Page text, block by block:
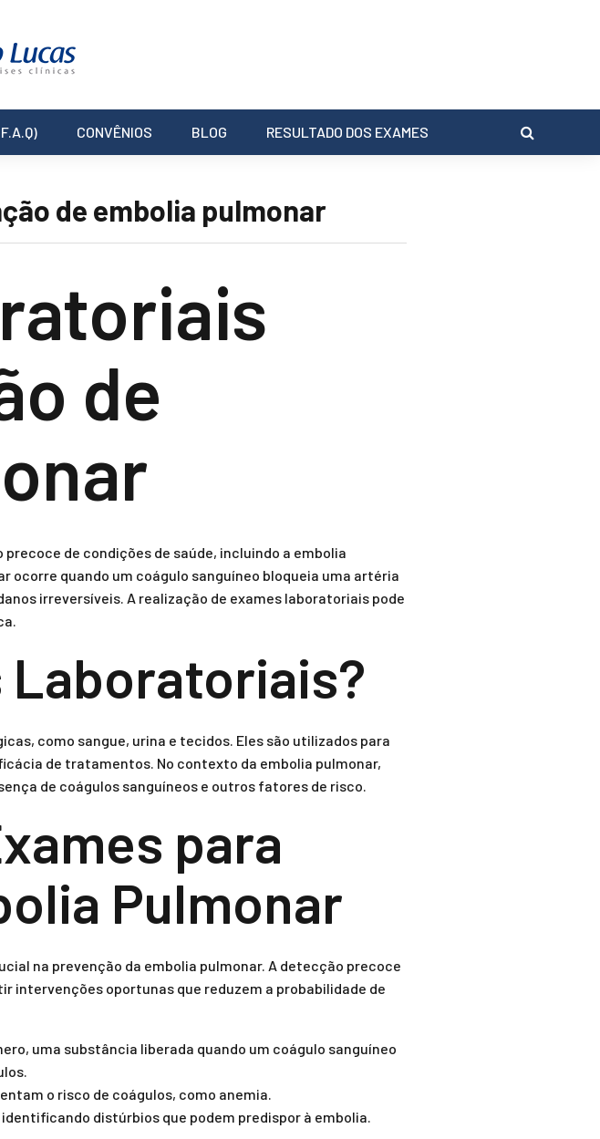
CONVÊNIOS BLOG RESULTADO DOS EXAMES
de embolia pulmonar
de
de condições de saúde, incluindo a embolia
quando um coágulo sanguíneo bloqueia uma artéria
irreversíveis. A realização de exames laboratoriais pode
Laboratoriais?
como sangue, urina e tecidos. Eles são utilizados para
de tratamentos. No contexto da embolia pulmonar,
de coágulos sanguíneos e outros fatores de risco.
para
Pulmonar
na prevenção da embolia pulmonar. A detecção precoce
intervenções oportunas que reduzem a probabilidade de
uma substância liberada quando um coágulo sanguíneo
o risco de coágulos, como anemia.
distúrbios que podem predispor à embolia.